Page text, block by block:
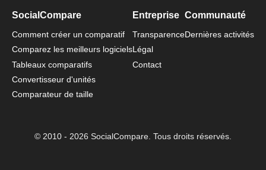
SocialCompare
Comment créer un comparatif
Comparez les meilleurs logiciels
Tableaux comparatifs
Convertisseur d'unités
Comparateur de taille
Entreprise
Transparence
Légal
Contact
Communauté
Dernières activités
© 2010 - 2026 SocialCompare. Tous droits réservés.